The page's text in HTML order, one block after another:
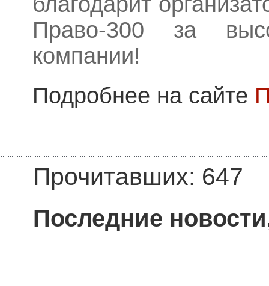
Право-300 за
компании!
Подробнее на сайте
Прочитавших: 647
Последние